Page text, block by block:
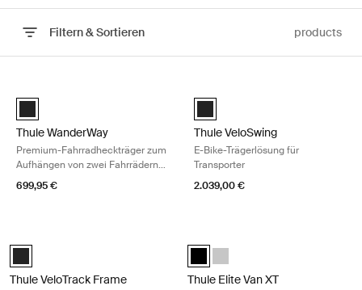
Filtern & Sortieren products
Thule WanderWay Schwarz (selected)
Thule WanderWay
Premium-Fahrradheckträger zum
Aufhängen von zwei Fahrrädern
mit individueller Anpassung für den
Volkswagen T6
699,95 €
Thule VeloSwing Schwarz
Thule VeloSwing
E-Bike-Trägerlösung für
Transporter
2.039,00 €
Thule VeloTrack Schwarz (selected)
Thule VeloTrack Frame
Thule Elite Van XT bike rack for
Thule Elite Van XT Fiat
Thule Elite Van XT